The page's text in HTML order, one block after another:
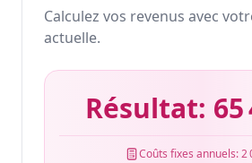
Calculez vos revenus avec
actuelle.
Résultat: 65
Coûts fixes annuels:2